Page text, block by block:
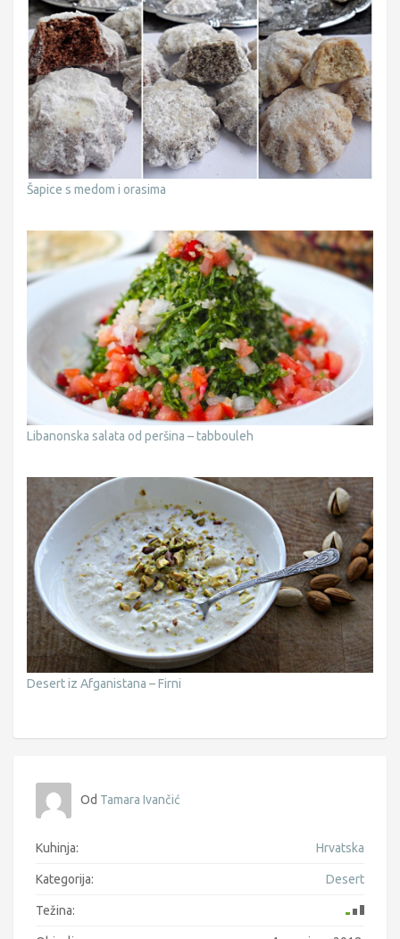
Šapice s medom i orasima
Libanonska salata od peršina – tabbouleh
Desert iz Afganistana – Firni
Od Tamara Ivančić
Kuhinja: Hrvatska
Kategorija: Desert
Težina: